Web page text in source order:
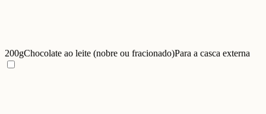
200gChocolate ao leite (nobre ou fracionado)Para a casca externa